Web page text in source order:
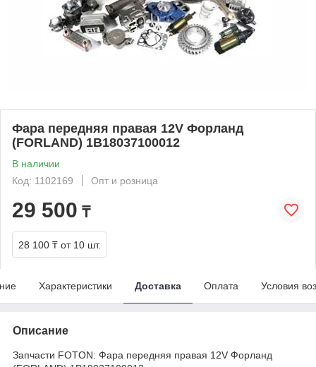
Фара передняя правая 12V Форланд
(FORLAND) 1B18037100012
В наличии
Код: 1102169
Опт и розница
29 500 ₸
28 100 ₸ от 10 шт.
Характеристики Доставка Оплата Условия
Описание
Запчасти FOTON: Фара передняя правая 12V Форланд